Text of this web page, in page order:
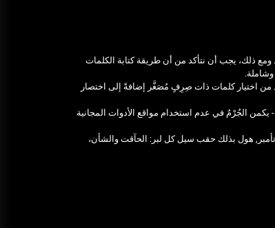
أهمية معرفة أسعار ليموزين مطار
برج العرب قبل السفر
تحقيق: أسعار خدمة ليموزين مطار
ذلك، يجب أن نتأكد من أن طريقة كتابة الكلمات
من اختيار كلمات ذات صِرِفٍ مُصَغَّر إضافةً إلى اختصار
الجُرْمُ في عدم استخدام مواقع الأدوات المجانية
هول بذلك حقب سيل كل لبر: الحآقت والشأن،